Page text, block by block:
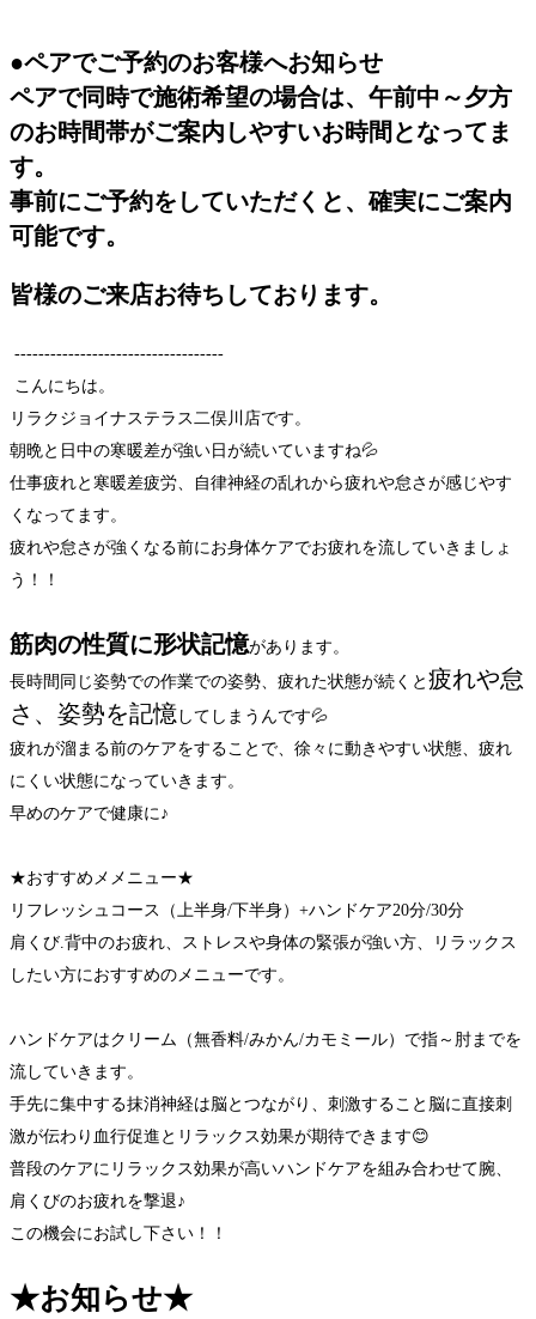
●ペアでご予約のお客様へお知らせ
ペアで同時で施術希望の場合は、午前中～夕方
のお時間帯がご案内しやすいお時間となってま
す。
事前にご予約をしていただくと、確実にご案内
可能です。
皆様のご来店お待ちしております。
-----------------------------------
こんにちは。
リラクジョイナステラス二俣川店です。
朝晩と日中の寒暖差が強い日が続いていますね💦
仕事疲れと寒暖差疲労、自律神経の乱れから疲れや怠さが感じやす
くなってます。
疲れや怠さが強くなる前にお身体ケアでお疲れを流していきましょ
う！！
筋肉の性質に形状記憶があります。
長時間同じ姿勢での作業での姿勢、疲れた状態が続くと 疲れや怠
さ、姿勢を記憶 してしまうんです💦
疲れが溜まる前のケアをすることで、徐々に動きやすい状態、疲れ
にくい状態になっていきます。
早めのケアで健康に♪
★おすすめメメニュー★
リフレッシュコース（上半身/下半身）+ハンドケア20分/30分
肩くび.背中のお疲れ、ストレスや身体の緊張が強い方、リラックス
したい方におすすめのメニューです。
ハンドケアはクリーム（無香料/みかん/カモミール）で指～肘までを
流していきます。
手先に集中する抹消神経は脳とつながり、刺激すること脳に直接刺
激が伝わり血行促進とリラックス効果が期待できます😊
普段のケアにリラックス効果が高いハンドケアを組み合わせて腕、
肩くびのお疲れを撃退♪
この機会にお試し下さい！！
★お知らせ★